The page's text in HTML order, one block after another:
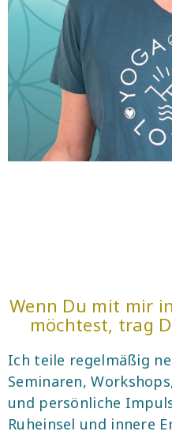
Wenn Du mit mir
möchtest, trag
Ich teile regelmäßig
Seminaren,
und persönliche
Ruheinsel und innere